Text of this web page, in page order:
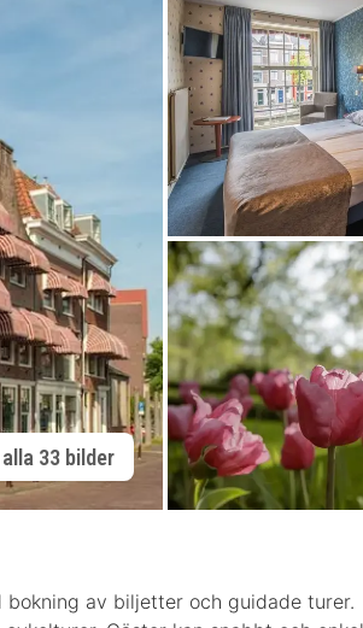
alla 33 bilder
av biljetter och guidade turer.